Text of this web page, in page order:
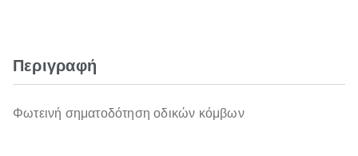
Περιγραφή
Φωτεινή σηματοδότηση οδικών κόμβων